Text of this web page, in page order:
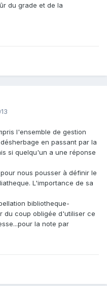
du grade et de la
l'ensemble de gestion
en passant par la
si quelqu'un a une réponse
nous pousser à définir le
L'importance de sa
bibliotheque-
du coup obligée d'utiliser ce
la note par